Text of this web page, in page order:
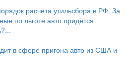
расчёта утильсбора в РФ. За
по льготе авто придётся
в сфере пригона авто из США и